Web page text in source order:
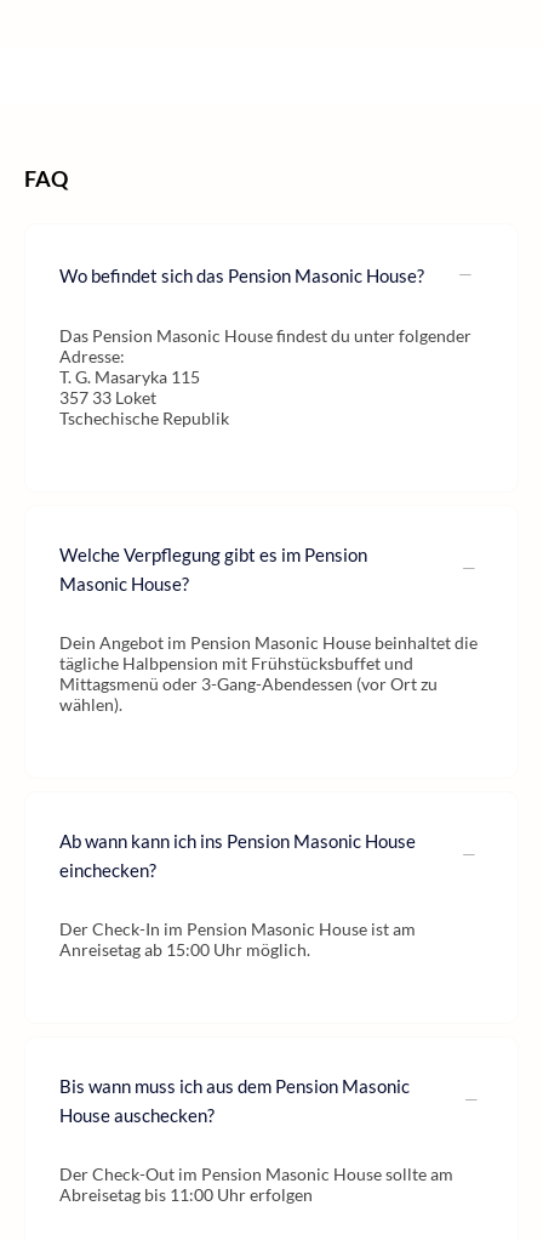
FAQ
Wo befindet sich das Pension Masonic House?
Das Pension Masonic House findest du unter folgender
Adresse:
T. G. Masaryka 115
357 33 Loket
Tschechische Republik
Welche Verpflegung gibt es im Pension
Masonic House?
Dein Angebot im Pension Masonic House beinhaltet die
tägliche Halbpension mit Frühstücksbuffet und
Mittagsmenü oder 3-Gang-Abendessen (vor Ort zu
wählen).
Ab wann kann ich ins Pension Masonic House
einchecken?
Der Check-In im Pension Masonic House ist am
Anreisetag ab 15:00 Uhr möglich.
Bis wann muss ich aus dem Pension Masonic
House auschecken?
Der Check-Out im Pension Masonic House sollte am
Abreisetag bis 11:00 Uhr erfolgen